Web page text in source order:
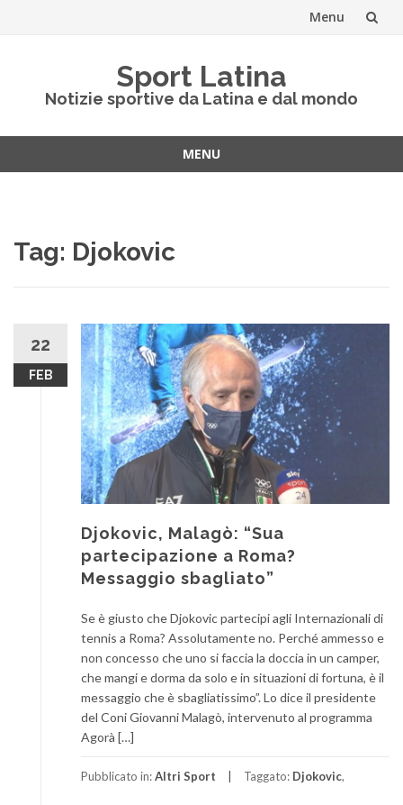
Menu
Sport Latina
Notizie sportive da Latina e dal mondo
MENU
Tag: Djokovic
22
FEB
Djokovic, Malagò: “Sua
partecipazione a Roma?
Messaggio sbagliato”
Se è giusto che Djokovic partecipi agli Internazionali di
tennis a Roma? Assolutamente no. Perché ammesso e
non concesso che uno si faccia la doccia in un camper,
che mangi e dorma da solo e in situazioni di fortuna, è il
messaggio che è sbagliatissimo”. Lo dice il presidente
del Coni Giovanni Malagò, intervenuto al programma
Agorà […]
Pubblicato in:Altri Sport Taggato: Djokovic,